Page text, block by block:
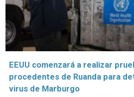
EEUU comenzará a realizar
procedentes de Ruanda para
virus de Marburgo